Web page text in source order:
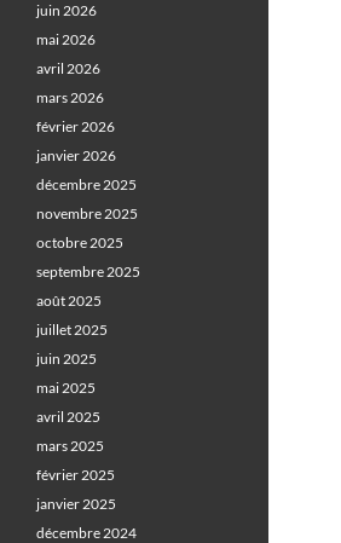
juin 2026
mai 2026
avril 2026
mars 2026
février 2026
janvier 2026
décembre 2025
novembre 2025
octobre 2025
septembre 2025
août 2025
juillet 2025
juin 2025
mai 2025
avril 2025
mars 2025
février 2025
janvier 2025
décembre 2024